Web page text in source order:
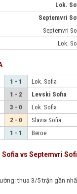
Lok.
Septemvri
Septemvri
Lok.
1 - 1
Lok. Sofia
1 - 2
Levski Sofia
3 - 0
Lok. Sofia
2 - 0
Slavia Sofia
1 - 1 Beroe
vs Septemvri
thua 3/5 trận gần